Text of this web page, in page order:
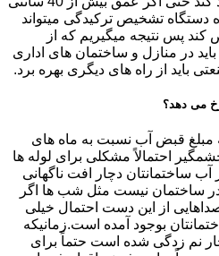
تشخیص ترکیدگی میتواند
پس نتیجه میگیریم که از
در منازل و ساختمان های اداری
باید از راه های دیگری بهره برد.
می دهد؟
مبلغ قبض آب نسبت به ماه های
احتمالاً مشکلی برای لوله ها
ساختمانتان دچار افت ناگهانی
ساختمان نیست مثل شب ها اگر
از این دست احتمال خیلی
بوجود آمده است.زمانیکه
نم زدگی شده است حتماً برای